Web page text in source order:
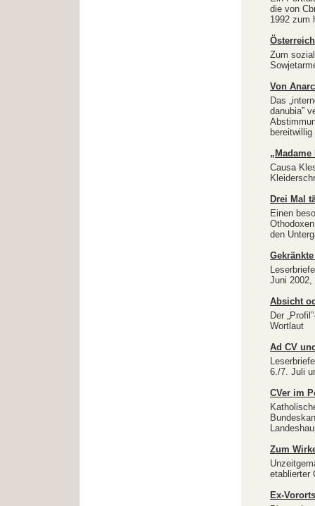
die von
1992 zum
Zum
Von
Das
danubia”
Causa
Drei Mal
Einen
den
Juni 2002,
Absicht
Der
Wortlaut
Ad CV
6./7. Juli
CVer im
Zum
etablierter
Ex-